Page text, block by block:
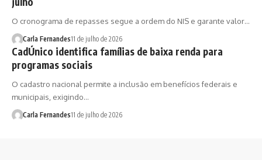
O cronograma de repasses segue a ordem do NIS e garante valor…
Carla Fernandes11 de julho de 2026
CadÚnico identifica famílias de baixa renda para
programas sociais
O cadastro nacional permite a inclusão em benefícios federais e
municipais, exigindo…
Carla Fernandes11 de julho de 2026